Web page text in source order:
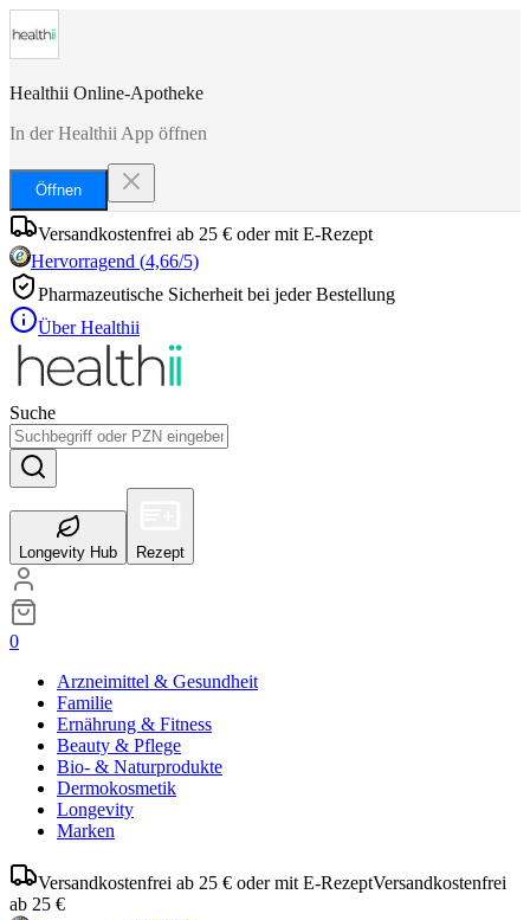
Healthii Online-Apotheke
In der Healthii App öffnen
Öffnen
Versandkostenfrei ab 25 € oder mit E-Rezept
Hervorragend (4,66/5)
Pharmazeutische Sicherheit bei jeder Bestellung
Über Healthii
Suche
Longevity Hub Rezept
0
Arzneimittel & Gesundheit
Familie
Ernährung & Fitness
Beauty & Pflege
Bio- & Naturprodukte
Dermokosmetik
Longevity
Marken
Versandkostenfrei ab 25 € oder mit E-RezeptVersandkostenfrei
ab 25 €